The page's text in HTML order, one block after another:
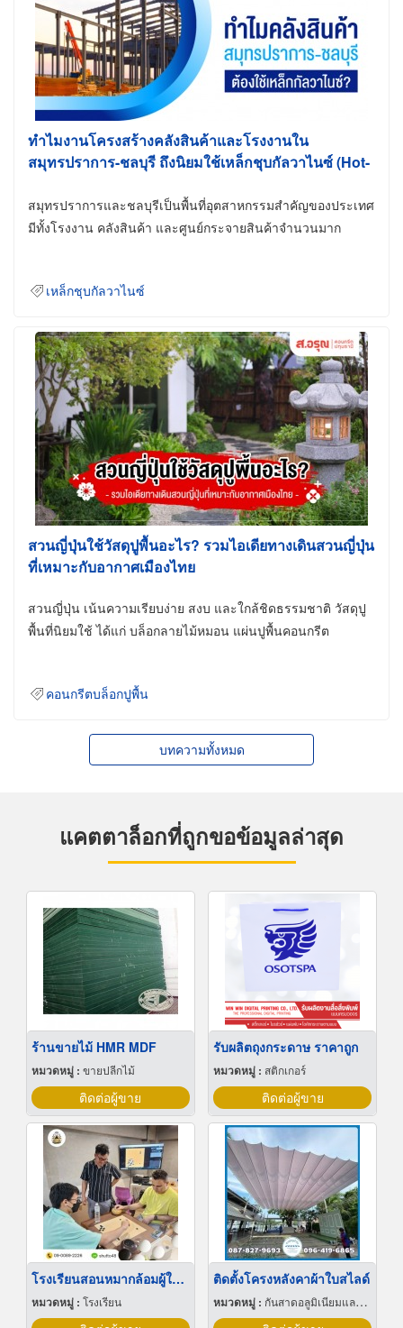
ทำไมงานโครงสร้างคลังสินค้าและโรงงานใน
สมุทรปราการ-ชลบุรี ถึงนิยมใช้เหล็กชุบกัลวาไนซ์ (Hot-
สมุทรปราการและชลบุรีเป็นพื้นที่อุตสาหกรรมสำคัญของประเทศ
มีทั้งโรงงาน คลังสินค้า และศูนย์กระจายสินค้าจำนวนมาก
เหล็กชุบกัลวาไนซ์
สวนญี่ปุ่นใช้วัสดุปูพื้นอะไร? รวมไอเดียทางเดินสวนญี่ปุ่น
ที่เหมาะกับอากาศเมืองไทย
สวนญี่ปุ่น เน้นความเรียบง่าย สงบ และใกล้ชิดธรรมชาติ วัสดุปู
พื้นที่นิยมใช้ ได้แก่ บล็อกลายไม้หมอน แผ่นปูพื้นคอนกรีต
คอนกรีตบล็อกปูพื้น
บทความทั้งหมด
แคตตาล็อกที่ถูกขอข้อมูลล่าสุด
ร้านขายไม้ HMR MDF
หมวดหมู่ : ขายปลีกไม้
ติดต่อผู้ขาย
รับผลิตถุงกระดาษ ราคาถูก
หมวดหมู่ : สติกเกอร์
ติดต่อผู้ขาย
โรงเรียนสอนหมากล้อมผู้ใหญ่
หมวดหมู่ : โรงเรียน
ติดตั้งโครงหลังคาผ้าใบสไลด์
หมวดหมู่ : กันสาดอลูมิเนียมและผ้าใบ